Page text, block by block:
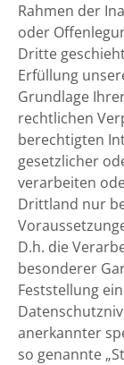
Rahmen der
oder
Dritte
Erfüllung
Grundlage
rechtlichen
berechtigten
gesetzlicher
verarbeiten
Drittland nur
D.h. die
besonderer
Feststellung
anerkannter
so genannte